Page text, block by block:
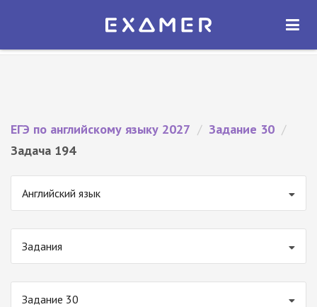
Экзамер — ЕГЭ 2027
ОТКРЫТЬ
ЕГЭ по английскому языку 2027 / Задание 30 /
Задача 194
Английский язык
Задания
Задание 30